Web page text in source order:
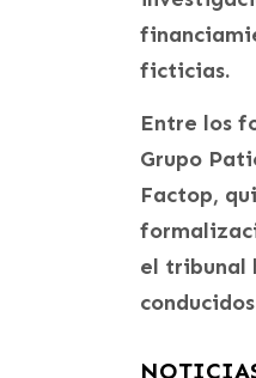
ficticias.
Entre los
Grupo
Factop,
el tribunal